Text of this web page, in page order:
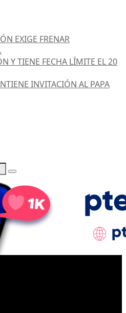
EXIGE FRENAR
Y TIENE FECHA LÍMITE EL 20
INVITACIÓN AL PAPA